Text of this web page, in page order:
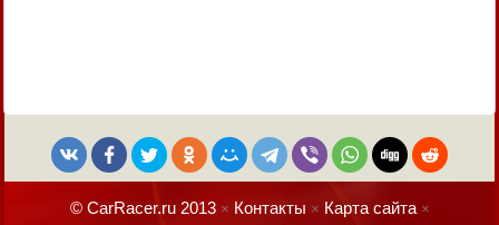
© CarRacer.ru 2013× Контакты × Карта сайта×